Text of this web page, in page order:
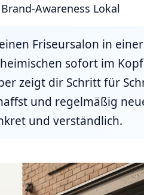
Brand-Awareness Lokal
Friseursalon in
sofort im
zeigt dir Schritt für
und regelmäßig
und verständlich.